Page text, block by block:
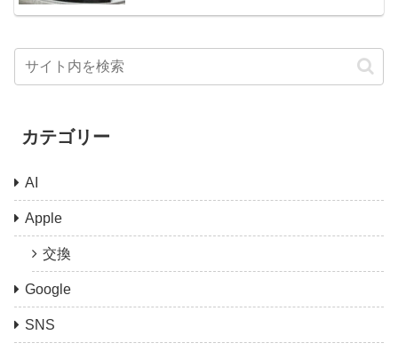
カテゴリー
AI
Apple
交換
Google
SNS